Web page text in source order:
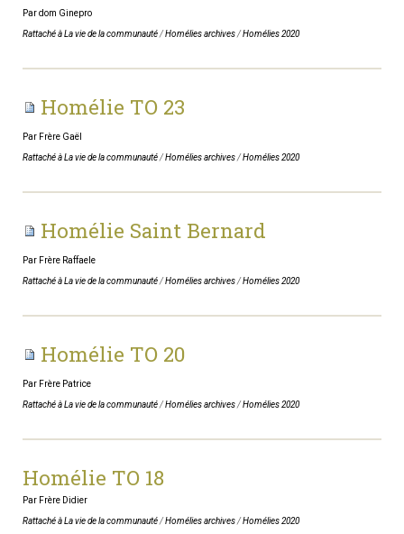
Par dom Ginepro
Rattaché àLa vie de la communauté/Homélies archives/Homélies 2020
Homélie TO 23
Par Frère Gaël
Rattaché àLa vie de la communauté/Homélies archives/Homélies 2020
Homélie Saint Bernard
Par Frère Raffaele
Rattaché àLa vie de la communauté/Homélies archives/Homélies 2020
Homélie TO 20
Par Frère Patrice
Rattaché àLa vie de la communauté/Homélies archives/Homélies 2020
Homélie TO 18
Par Frère Didier
Rattaché àLa vie de la communauté/Homélies archives/Homélies 2020